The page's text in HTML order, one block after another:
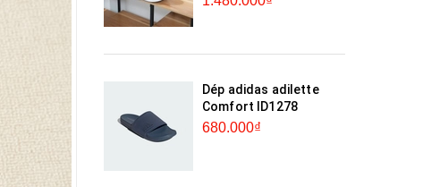
Dép adidas adilette
Comfort ID1278
680.000₫